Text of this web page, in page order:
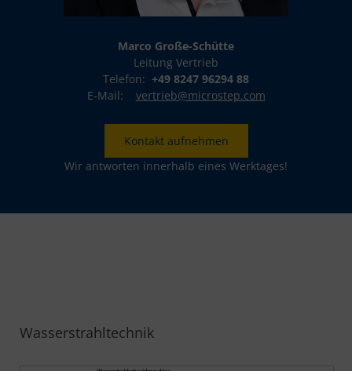
Marco Große-Schütte
Leitung Vertrieb
Telefon: +49 8247 96294 88
E-Mail: vertrieb@microstep.com
Kontakt aufnehmen
Wir antworten innerhalb eines Werktages!
Wasserstrahltechnik